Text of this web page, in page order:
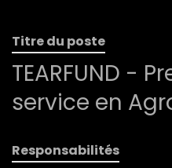
Titre du poste
TEARFUND -
service en
Responsabilités